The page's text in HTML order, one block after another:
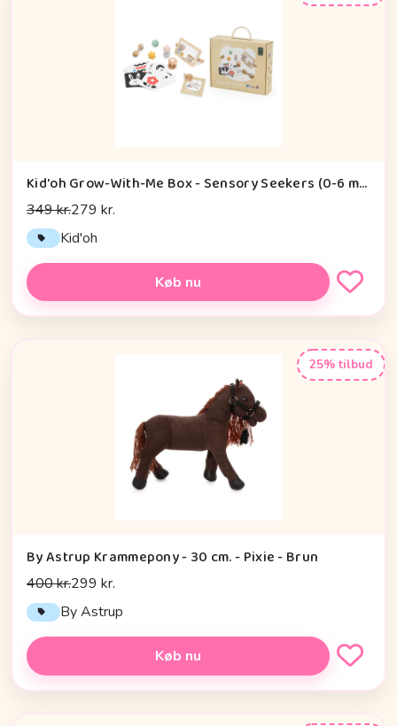
Kid'oh Grow-With-Me Box - Sensory Seekers (0-6 mdr.)
349 kr.279 kr.
Kid'oh
Køb nu
25% tilbud
By Astrup Krammepony - 30 cm. - Pixie - Brun
400 kr.299 kr.
By Astrup
Køb nu